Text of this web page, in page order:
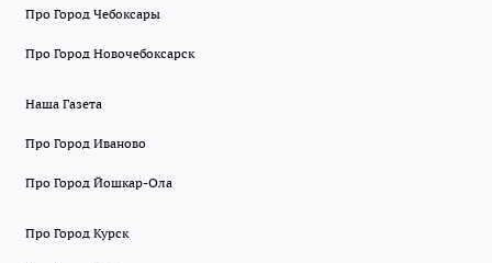
Про Город Чебоксары
Про Город Новочебоксарск
Наша Газета
Про Город Иваново
Про Город Йошкар-Ола
Про Город Курск